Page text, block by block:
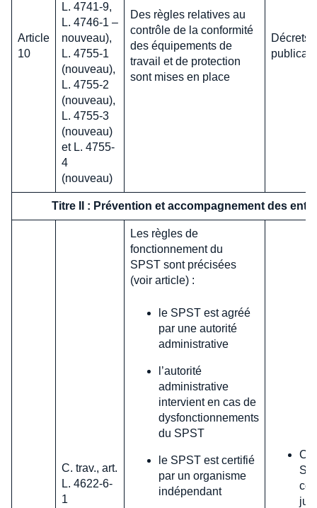
Article
10
L. 4741-9,
L. 4746-1 –
nouveau),
L. 4755-1
(nouveau),
L. 4755-2
(nouveau),
L. 4755-3
(nouveau)
et L. 4755-
4
(nouveau)
Des règles relatives au
contrôle de la conformité
des équipements de
travail et de protection
sont mises en place
Décrets
Titre II : Prévention et accompagnement des
C. trav., art.
L. 4622-6-
1
Les règles de
fonctionnement du
SPST sont précisées
(voir article) :
le SPST est agréé
par une autorité
administrative
l’autorité
administrative
intervient en cas de
dysfonctionnements
du SPST
le SPST est certifié
par un organisme
indépendant